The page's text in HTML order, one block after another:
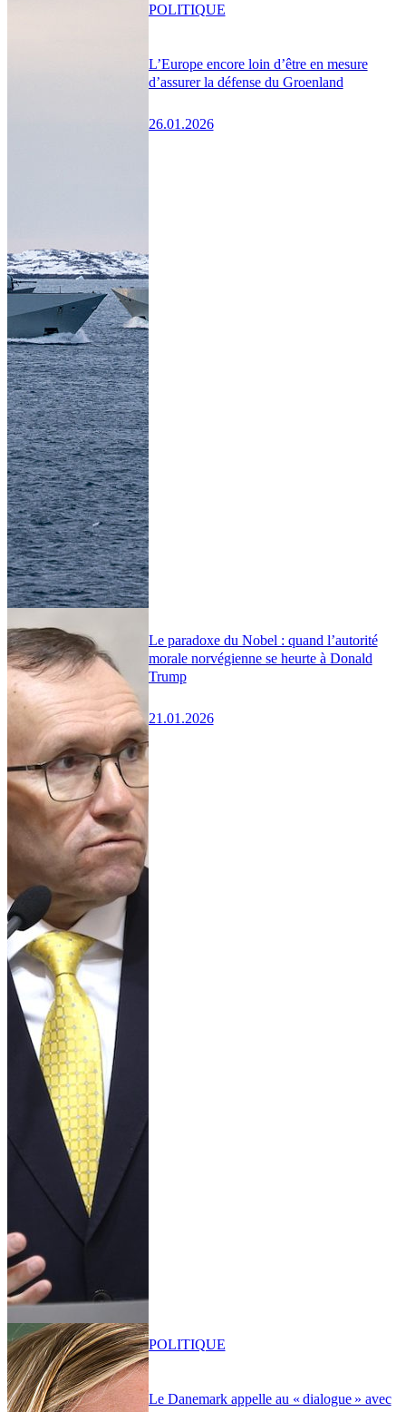
L’Europe encore loin d’être en mesure
d’assurer la défense du Groenland
26.01.2026
POLITIQUE
Le paradoxe du Nobel : quand l’autorité
morale norvégienne se heurte à Donald
Trump
21.01.2026
Le Danemark appelle au « dialogue » avec
POLITIQUE